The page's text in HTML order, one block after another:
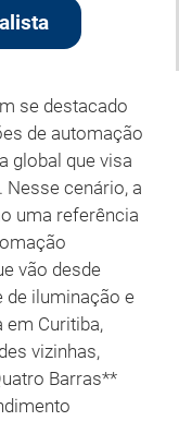
se destacado
de automação
global que visa
cenário, a
uma referência
vão desde
de iluminação e
em Curitiba,
vizinhas,
Barras**